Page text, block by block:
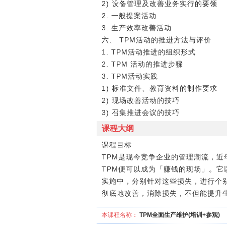
2) 设备管理及改善业务实行的要领
2. 一般提案活动
3. 生产效率改善活动
六、 TPM活动的推进方法与评价
1. TPM活动推进的组织形式
2. TPM 活动的推进步骤
3. TPM活动实践
1) 标准文件、教育资料的制作要求
2) 现场改善活动的技巧
3) 召集推进会议的技巧
课程大纲
课程目标
TPM是现今竞争企业的管理潮流，
TPM便可以成为「赚钱的现场」。
实施中，分别针对这些损失，进行个
彻底地改善，消除损失，不但能提升
本课程名称： TPM全面生产维护(培训+参观)